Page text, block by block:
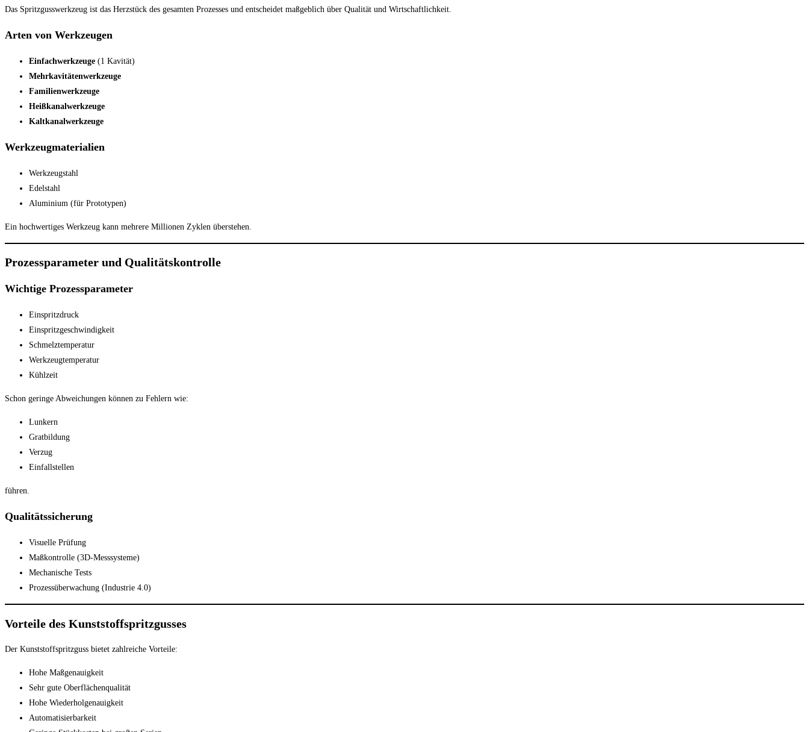
Das Spritzgusswerkzeug ist das Herzstück des gesamten Prozesses und entscheidet maßgeblich über Qualität und Wirtschaftlichkeit.
Arten von Werkzeugen
Einfachwerkzeuge (1 Kavität)
Mehrkavitätenwerkzeuge
Familienwerkzeuge
Heißkanalwerkzeuge
Kaltkanalwerkzeuge
Werkzeugmaterialien
Werkzeugstahl
Edelstahl
Aluminium (für Prototypen)
Ein hochwertiges Werkzeug kann mehrere Millionen Zyklen überstehen.
Prozessparameter und Qualitätskontrolle
Wichtige Prozessparameter
Einspritzdruck
Einspritzgeschwindigkeit
Schmelztemperatur
Werkzeugtemperatur
Kühlzeit
Schon geringe Abweichungen können zu Fehlern wie:
Lunkern
Gratbildung
Verzug
Einfallstellen
führen.
Qualitätssicherung
Visuelle Prüfung
Maßkontrolle (3D-Messsysteme)
Mechanische Tests
Prozessüberwachung (Industrie 4.0)
Vorteile des Kunststoffspritzgusses
Der Kunststoffspritzguss bietet zahlreiche Vorteile:
Hohe Maßgenauigkeit
Sehr gute Oberflächenqualität
Hohe Wiederholgenauigkeit
Automatisierbarkeit